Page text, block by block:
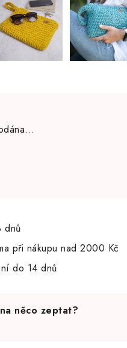
dnů
při nákupu nad 2000 Kč
do 14 dnů
něco zeptat?